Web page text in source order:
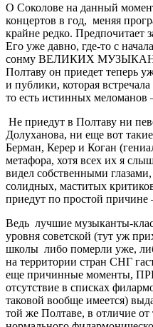
О Соколове на данный
концертов в год, меняя
крайне редко. Предпочитает
Его уже давно, где-то с
сонму ВЕЛИКИХ
Полтаву он приедет теперь
и публики, которая
то есть истинных меломанов
Не приедут в Полтаву ни
Долуханова, ни еще вот
Берман, Керер и Коган
метафора, хотя всех их я
видел собственными
солидных, маститых
приедут по простой
Ведь лучшие музыканты-
уровня советской (тут уж
школы либо померли уже,
на территории стран СНГ
еще причинные моменты,
отсутствие в списках
таковой вообще имеется)
той же Полтаве, в отличие от